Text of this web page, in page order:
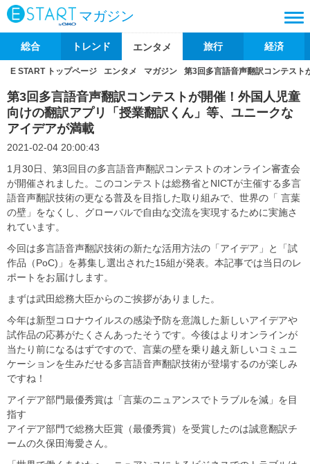
マガジン
総合 トレンド エンタメ 旅行 経済
E START トップページ エンタメ マガジン 第3回多言語音声翻訳コンテスト
第3回多言語音声翻訳コンテストが開催！外国人児童
向けの翻訳アプリ「授業翻訳くん」等、ユニークな
アイデアが満載
2021-02-04 20:00:43
1月30日、第3回目の多言語音声翻訳コンテストのオンライン審査会
が開催されました。
このコンテストは総務省とNICTが主催する多言
語音声翻訳技術の更なる普及を目指した取り組みで、世界の「 言葉
の壁」をなくし、グローバルで自由な交流を実現するために実施さ
れています。
今回は多言語音声翻訳技術の新たな活用方法の「アイデア」と「試
作品（PoC)」を募集し選出された15組が発表。本記事では当日のレ
ポートをお届けします。
まずは武田総務大臣からのご挨拶がありました。
今年は新型コロナウイルスの感染予防を意識した新しいアイデアや
試作品の応募がたくさんあったそうです。 今後はよりオンラインが
当たり前になるはずですので、言葉の壁を乗り越え新しいコミュニ
ケーションを生みだせる多言語音声翻訳技術が登場するのが楽しみ
ですね！
アイデア部門最優秀賞は「言葉のニュアンスでトラブルを減」を目
指す
アイデア部門で総務大臣賞（最優秀賞）を受賞したのは誠意翻訳チ
ームの久保田海愛さん。